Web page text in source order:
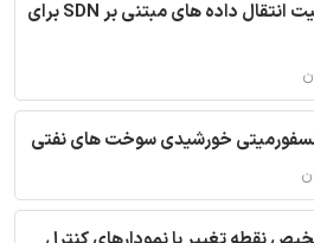
ترجمه مقاله امنیت انتقال داده های مبتنی بر SDN برای
خورشیدی سوخت های نفتی